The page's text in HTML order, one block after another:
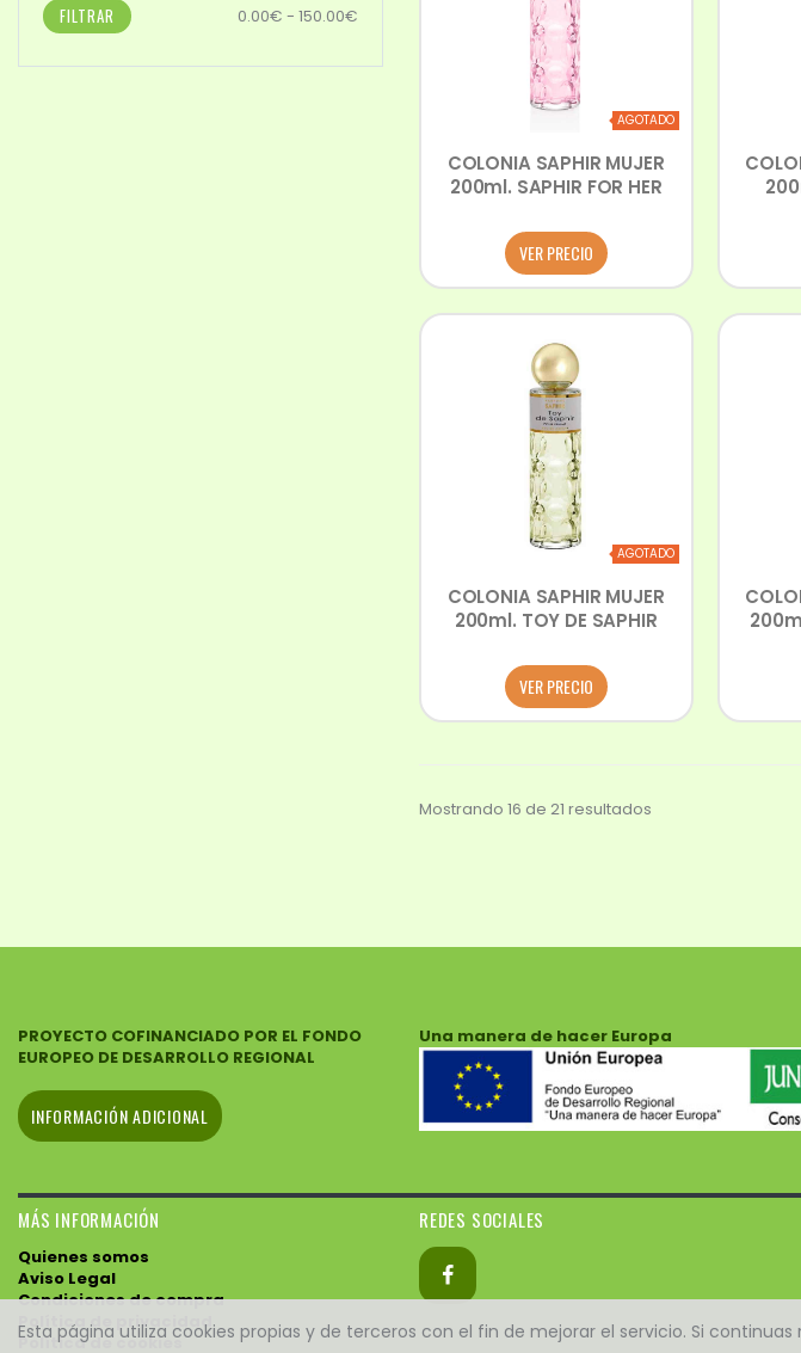
Esta página utiliza cookies propias y de terceros con el fin de mejorar el servicio. Si
AGOTADO
COLONIA SAPHIR MUJER
200ml. SAPHIR FOR HER
VER PRECIO
AGOTADO
COLONIA SAPHIR MUJER
200ml. TOY DE SAPHIR
VER PRECIO
Mostrando 16 de 21 resultados
FILTRAR 0.00€ - 150.00€
PROYECTO COFINANCIADO POR EL FONDO
EUROPEO DE DESARROLLO REGIONAL
INFORMACIÓN ADICIONAL
Una manera de hacer Europa
MÁS INFORMACIÓN
Quienes somos
Aviso Legal
Condiciones de compra
Política de privacidad
Política de cookies
REDES SOCIALES